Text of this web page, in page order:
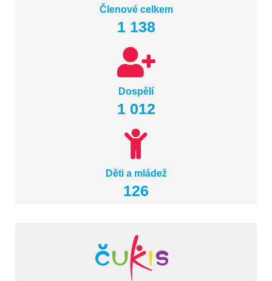
Členové celkem
1 138
Dospělí
1 012
Děti a mládež
126